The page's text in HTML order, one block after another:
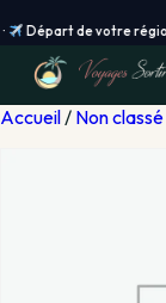
de votre région ·
Accueil/ Non classé